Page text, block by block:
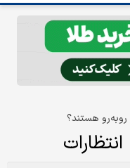
هستند؟